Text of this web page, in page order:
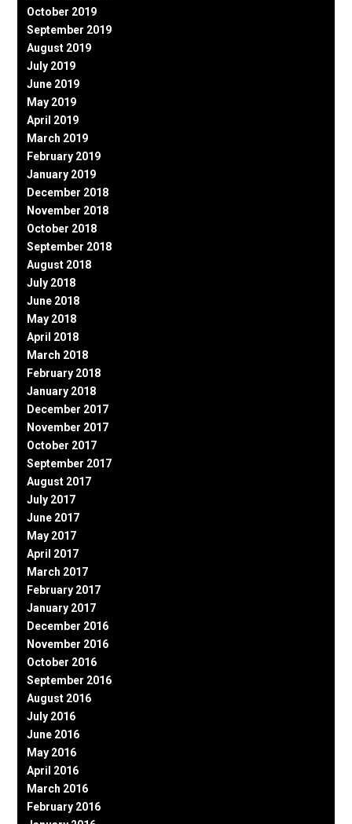
October 2019
September 2019
August 2019
July 2019
June 2019
May 2019
April 2019
March 2019
February 2019
January 2019
December 2018
November 2018
October 2018
September 2018
August 2018
July 2018
June 2018
May 2018
April 2018
March 2018
February 2018
January 2018
December 2017
November 2017
October 2017
September 2017
August 2017
July 2017
June 2017
May 2017
April 2017
March 2017
February 2017
January 2017
December 2016
November 2016
October 2016
September 2016
August 2016
July 2016
June 2016
May 2016
April 2016
March 2016
February 2016